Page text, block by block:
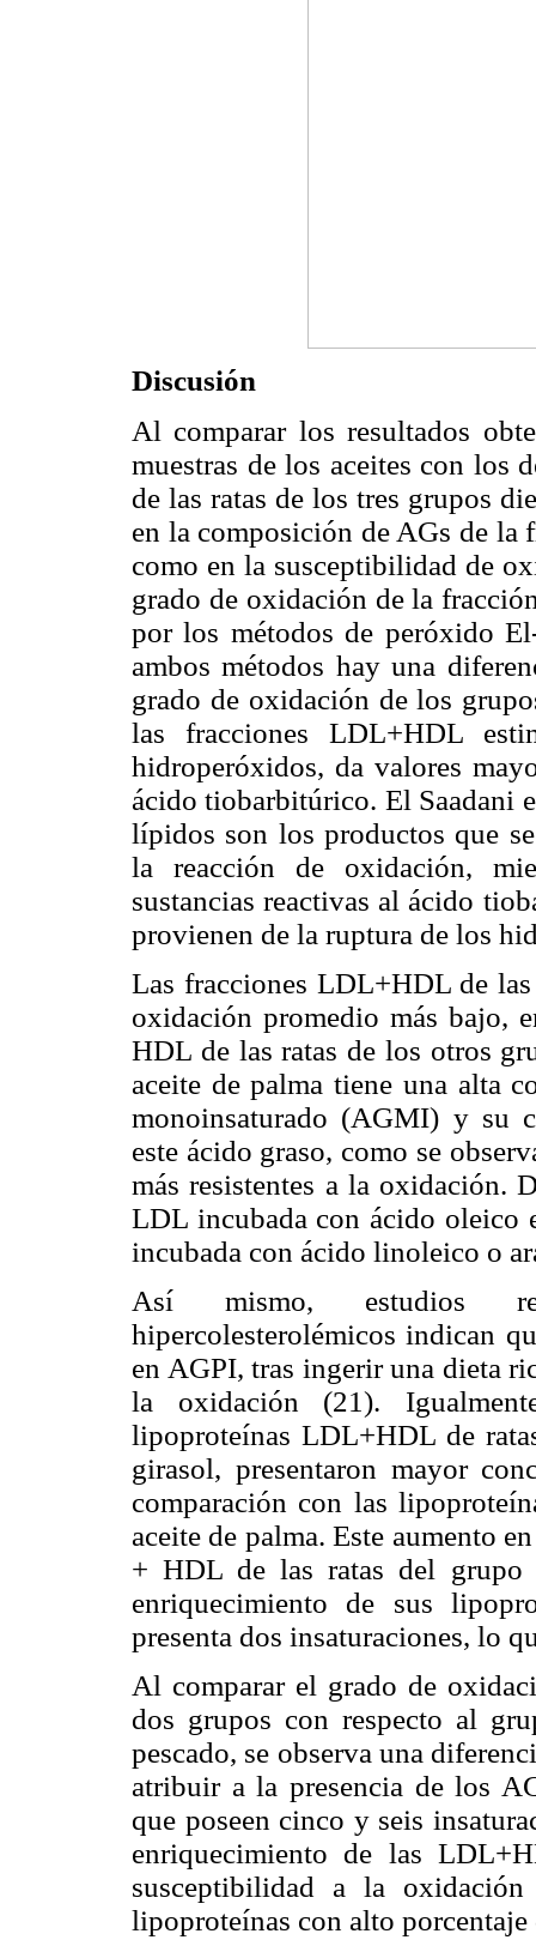
Discusión
Al comparar los resultados
muestras de los aceites con los
de las ratas de los tres grupos
en la composición de AGs de
como en la susceptibilidad de
grado de oxidación de la
por los métodos de peróxido
ambos métodos hay una
grado de oxidación de los
las fracciones LDL+HDL
hidroperóxidos, da valores
ácido tiobarbitúrico. El Saadani
lípidos son los productos que
la reacción de oxidación,
sustancias reactivas al ácido
provienen de la ruptura de los
Las fracciones LDL+HDL de
oxidación promedio más bajo,
HDL de las ratas de los otros
aceite de palma tiene una alta
monoinsaturado (AGMI) y su
este ácido graso, como se
más resistentes a la oxidación.
LDL incubada con ácido oleico
incubada con ácido linoleico o
Así mismo, estudios
hipercolesterolémicos indican
en AGPI, tras ingerir una dieta
la oxidación (21).
lipoproteínas LDL+HDL de
girasol, presentaron mayor
comparación con las
aceite de palma. Este aumento
+ HDL de las ratas del grupo
enriquecimiento de sus
presenta dos insaturaciones, lo
Al comparar el grado de
dos grupos con respecto al
pescado, se observa una
atribuir a la presencia de los
que poseen cinco y seis
enriquecimiento de las
susceptibilidad a la
lipoproteínas con alto